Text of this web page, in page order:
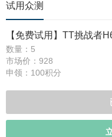
试用众测
【免费试用】TT挑战者
数量： 5
市场价： 928
申领： 100积分